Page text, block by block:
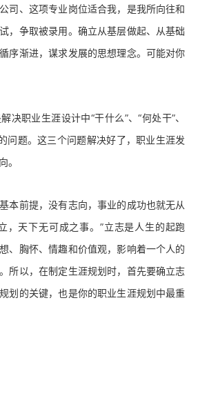
司、这项专业岗位适合我，是我所向往和
，争取被录用。确立从基层做起、从基础
序渐进，谋求发展的思想理念。可能对你
职业生涯设计中“干什么”、“何处干”、
问题。这三个问题解决好了，职业生涯发
。
前提，没有志向，事业的成功也就无从
，天下无可成之事。”立志是人生的起跑
、胸怀、情趣和价值观，影响着一个人的
所以，在制定生涯规划时，首先要确立志
划的关键，也是你的职业生涯规划中最重